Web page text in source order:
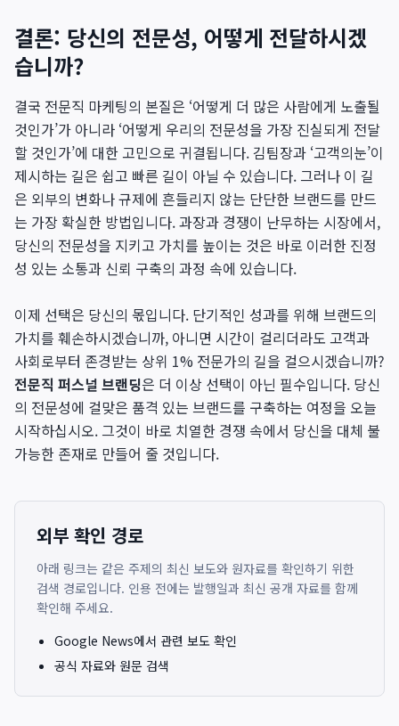
결론: 당신의 전문성, 어떻게 전달하시겠
습니까?
결국 전문직 마케팅의 본질은 ‘어떻게 더 많은 사람에게 노출될
것인가’가 아니라 ‘어떻게 우리의 전문성을 가장 진실되게 전달
할 것인가’에 대한 고민으로 귀결됩니다. 김팀장과 ‘고객의눈’이
제시하는 길은 쉽고 빠른 길이 아닐 수 있습니다. 그러나 이 길
은 외부의 변화나 규제에 흔들리지 않는 단단한 브랜드를 만드
는 가장 확실한 방법입니다. 과장과 경쟁이 난무하는 시장에서,
당신의 전문성을 지키고 가치를 높이는 것은 바로 이러한 진정
성 있는 소통과 신뢰 구축의 과정 속에 있습니다.
이제 선택은 당신의 몫입니다. 단기적인 성과를 위해 브랜드의
가치를 훼손하시겠습니까, 아니면 시간이 걸리더라도 고객과
사회로부터 존경받는 상위 1% 전문가의 길을 걸으시겠습니까?
전문직 퍼스널 브랜딩은 더 이상 선택이 아닌 필수입니다. 당신
의 전문성에 걸맞은 품격 있는 브랜드를 구축하는 여정을 오늘
시작하십시오. 그것이 바로 치열한 경쟁 속에서 당신을 대체 불
가능한 존재로 만들어 줄 것입니다.
외부 확인 경로
아래 링크는 같은 주제의 최신 보도와 원자료를 확인하기 위한
검색 경로입니다. 인용 전에는 발행일과 최신 공개 자료를 함께
확인해 주세요.
Google News에서 관련 보도 확인
공식 자료와 원문 검색